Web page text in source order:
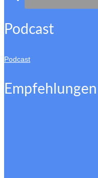
Podcast
Podcast
Empfehlungen